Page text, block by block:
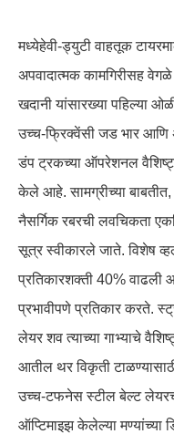
मध्येहेवी-ड्युटी वाहतूक टायर
अपवादात्मक कामगिरीसह
खदानी यांसारख्या पहिल्या
उच्च-फ्रिक्वेंसी जड भार
डंप ट्रकच्या ऑपरेशनल
केले आहे. सामग्रीच्या बाबतीत,
नैसर्गिक रबरची लवचिकता
सूत्र स्वीकारले जाते. विशेष
प्रतिकारशक्ती 40% वाढली
प्रभावीपणे प्रतिकार करते.
लेयर शव त्याच्या गाभ्याचे
आतील थर विकृती
उच्च-टफनेस स्टील बेल्ट
ऑप्टिमाइझ केलेल्या मण्यांच्या